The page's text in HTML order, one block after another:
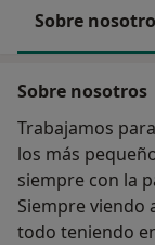
Sobre
Sobre nosotros
Trabajamos
los más
siempre con la
Siempre viendo
todo teniendo